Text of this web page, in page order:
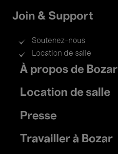
Join & Support
Soutenez-nous
Location de salle
Footer
menu
À propos de Bozar
Location de salle
Presse
Travailler à Bozar